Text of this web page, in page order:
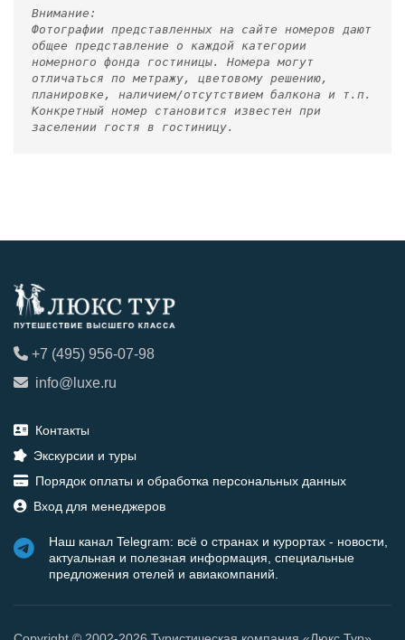
Внимание:
Фотографии представленных на сайте номеров дают
общее представление о каждой категории
номерного фонда гостиницы. Номера могут
отличаться по метражу, цветовому решению,
планировке, наличием/отсутствием балкона и т.п.
Конкретный номер становится известен при
заселении гостя в гостиницу.
+7 (495) 956-07-98
info@luxe.ru
Контакты
Экскурсии и туры
Порядок оплаты и обработка персональных данных
Вход для менеджеров
Наш канал Telegram: всё о странах и курортах - новости,
актуальная и полезная информация, специальные
предложения отелей и авиакомпаний.